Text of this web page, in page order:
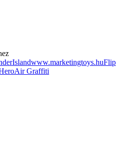
www.marketingtoys.huFlip
Air Graffiti